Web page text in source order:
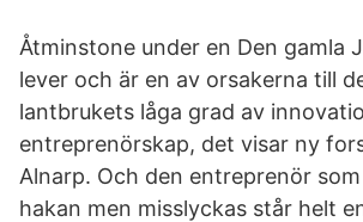
Åtminstone under en Den gamla
lever och är en av orsakerna till
lantbrukets låga grad av
entreprenörskap, det visar ny
Alnarp. Och den entreprenör
hakan men misslyckas står helt